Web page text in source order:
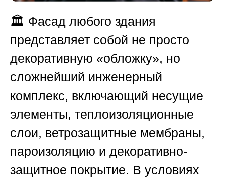
🏛️ Фасад любого здания
представляет собой не просто
декоративную «обложку», но
сложнейший инженерный
комплекс, включающий несущие
элементы, теплоизоляционные
слои, ветрозащитные мембраны,
пароизоляцию и декоративно-
защитное покрытие. В условиях